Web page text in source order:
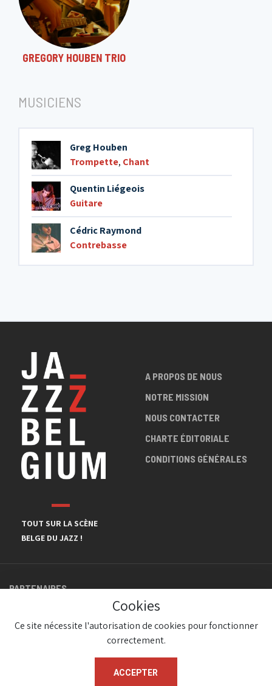
GREGORY HOUBEN TRIO
MUSICIENS
Greg Houben
Trompette, Chant
Quentin Liégeois
Guitare
Cédric Raymond
Contrebasse
TOUT SUR LA SCÈNE
BELGE DU JAZZ !
A PROPOS DE NOUS
NOTRE MISSION
NOUS CONTACTER
CHARTE ÉDITORIALE
CONDITIONS GÉNÉRALES
PARTENAIRES
Cookies
Ce site nécessite l'autorisation de cookies pour fonctionner
correctement.
ACCEPTER